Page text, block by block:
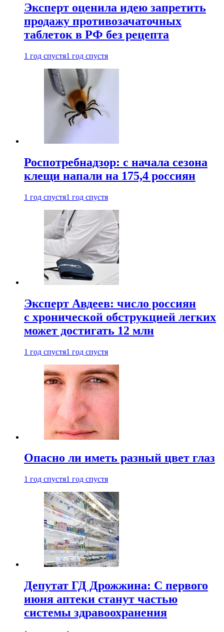
Эксперт оценила идею запретить
продажу противозачаточных
таблеток в РФ без рецепта
1 год спустя1 год спустя
Роспотребнадзор: с начала сезона
клещи напали на 175,4 россиян
1 год спустя1 год спустя
Эксперт Авдеев: число россиян
с хронической обструкцией легких
может достигать 12 млн
1 год спустя1 год спустя
Опасно ли иметь разный цвет глаз
1 год спустя1 год спустя
Депутат ГД Дрожжина: С первого
июня аптеки станут частью
системы здравоохранения